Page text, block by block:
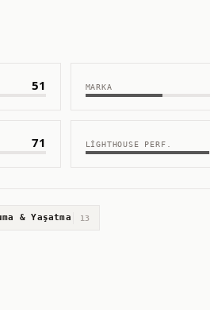
51 MARKA
71 LIGHTHOUSE PERF.
& Yaşatma 13